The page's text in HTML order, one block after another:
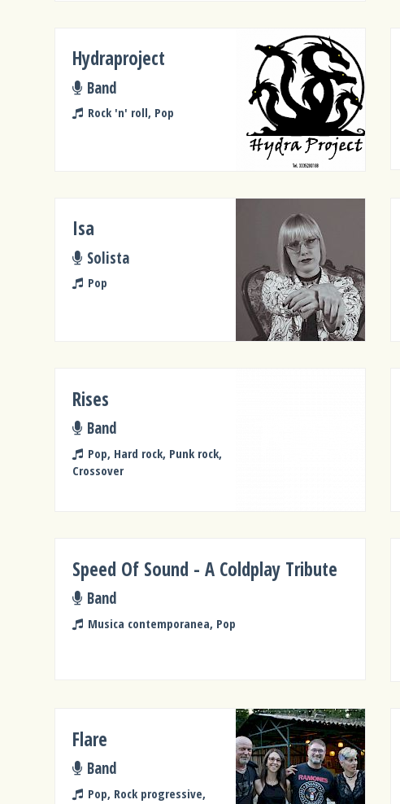
Hydraproject
Band
Rock 'n' roll, Pop
Isa
Solista
Pop
Rises
Band
Pop, Hard rock, Punk rock,
Crossover
Speed Of Sound - A Coldplay Tribute
Band
Musica contemporanea, Pop
Flare
Band
Pop, Rock progressive,